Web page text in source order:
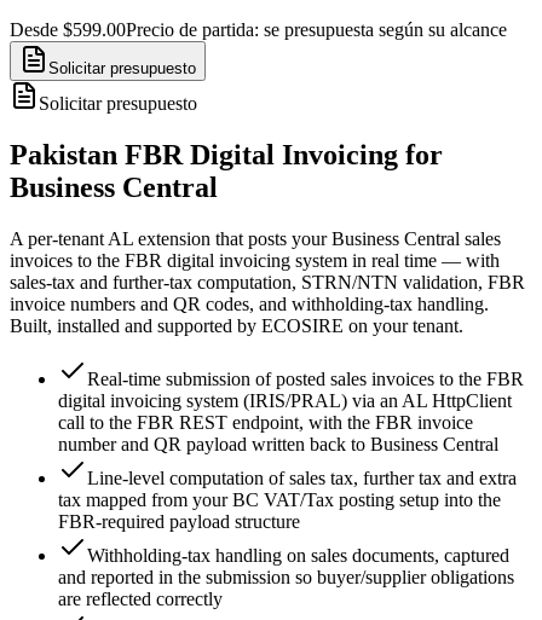
Desde $599.00Precio de partida: se presupuesta según su alcance
Solicitar presupuesto
Solicitar presupuesto
Pakistan FBR Digital Invoicing for
Business Central
A per-tenant AL extension that posts your Business Central sales
invoices to the FBR digital invoicing system in real time — with
sales-tax and further-tax computation, STRN/NTN validation, FBR
invoice numbers and QR codes, and withholding-tax handling.
Built, installed and supported by ECOSIRE on your tenant.
Real-time submission of posted sales invoices to the FBR
digital invoicing system (IRIS/PRAL) via an AL HttpClient
call to the FBR REST endpoint, with the FBR invoice
number and QR payload written back to Business Central
Line-level computation of sales tax, further tax and extra
tax mapped from your BC VAT/Tax posting setup into the
FBR-required payload structure
Withholding-tax handling on sales documents, captured
and reported in the submission so buyer/supplier obligations
are reflected correctly